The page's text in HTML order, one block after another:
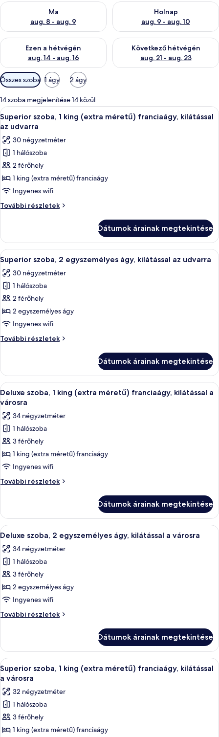
Ma
aug. 8 - aug. 9
A ma esti rendelkezésre állás ellenőrzése: aug. 8 - aug. 9
Holnap
aug. 9 - aug. 10
A holnapi rendelkezésre állás
Ezen a hétvégén
aug. 14 - aug. 16
A mostani hétvégi rendelkezésre állás ellenőrzése: aug. 14 -
Következő hétvégén
aug. 21 - aug. 23
A következő hétvégi
Szobákhoz
rendelkezésre
álló
szűrők
Összes szoba 1 ágy 2 ágy
14 szoba megjelenítése 14 közül
A
következő
szoba
összes
képének
megtekintése:
Superior
szoba,
1
king
méretű)
franciaágy,
kilátással
az
udvarra
Egy szállodai szoba, amelyben
6
Superior szoba, 1 king (extra méretű) franciaágy, kilátással
az udvarra
30 négyzetméter
1 hálószoba
2 férőhely
1 king (extra méretű) franciaágy
Ingyenes wifi
További részletek
Superior
(extra
méretű)
franciaágy,
kilátással
az
udvarra
részletei
Dátumok árainak megtekintése
A
következő
szoba
összes
képének
megtekintése:
Superior
2
kilátással
az
udvarra
Egy szállodai szoba, amelyben
6
Superior szoba, 2 egyszemélyes ágy, kilátással az udvarra
30 négyzetméter
1 hálószoba
2 férőhely
2 egyszemélyes ágy
Ingyenes wifi
További részletek
Superior
ágy,
kilátással
az
udvarra
részletei
Dátumok árainak megtekintése
A
következő
szoba
összes
képének
megtekintése:
Deluxe
szoba,
1
king
méretű)
franciaágy,
kilátással
a
városra
Egy modern nappali, melyben
4
Deluxe szoba, 1 king (extra méretű) franciaágy, kilátással a
városra
34 négyzetméter
1 hálószoba
3 férőhely
1 king (extra méretű) franciaágy
Ingyenes wifi
További részletek
Deluxe
(extra
méretű)
franciaágy,
a
városra
részletei
Dátumok árainak megtekintése
A
következő
szoba
összes
képének
megtekintése:
Deluxe
2
kilátással
a
városra
Egy szállodai szoba, amelyben egy
5
Deluxe szoba, 2 egyszemélyes ágy, kilátással a városra
34 négyzetméter
1 hálószoba
3 férőhely
2 egyszemélyes ágy
Ingyenes wifi
További részletek
Deluxe
ágy,
kilátással
a
városra
részletei
Dátumok árainak megtekintése
A
következő
szoba
összes
képének
megtekintése:
Superior
Egy szállodai szoba, amelyben egy
6
Superior szoba, 1 king (extra méretű) franciaágy, kilátással
a városra
32 négyzetméter
1 hálószoba
3 férőhely
1 king (extra méretű) franciaágy